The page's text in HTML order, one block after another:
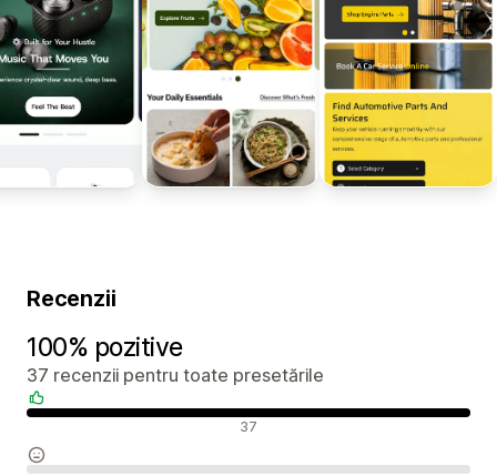
Recenzii
100% pozitive
37 recenzii pentru toate presetările
37